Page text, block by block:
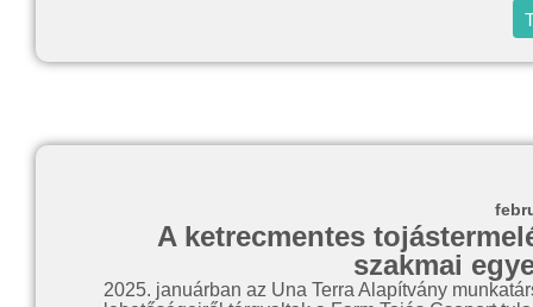
A ketrecmentes
szakmai
2025. januárban az Una Terra Alapítvány